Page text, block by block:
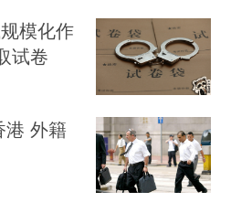
模化作
试卷
港 外籍